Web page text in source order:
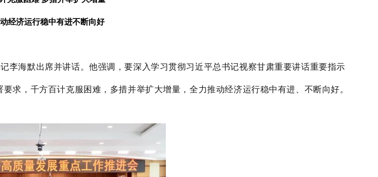
经济运行稳中有进不断向好
李海默出席并讲话。他强调，要深入学习贯彻习近平总书记视察甘肃重要讲话重要指示
求，千方百计克服困难，多措并举扩大增量，全力推动经济运行稳中有进、不断向好。